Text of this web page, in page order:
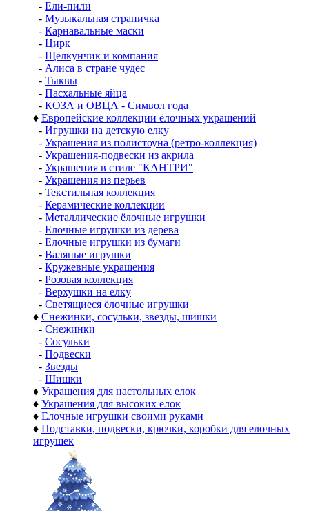
- Ели-пили
- Музыкальная страничка
- Карнавальные маски
- Цирк
- Щелкунчик и компания
- Алиса в стране чудес
- Тыквы
- Пасхальные яйца
- КОЗА и ОВЦА - Символ года
♦ Европейские коллекции ёлочных украшений
- Игрушки на детскую елку
- Украшения из полистоуна (ретро-коллекция)
- Украшения-подвески из акрила
- Украшения в стиле "КАНТРИ"
- Украшения из перьев
- Текстильная коллекция
- Керамические коллекции
- Металлические ёлочные игрушки
- Елочные игрушки из дерева
- Елочные игрушки из бумаги
- Валяные игрушки
- Кружевные украшения
- Розовая коллекция
- Верхушки на елку
- Светящиеся ёлочные игрушки
♦ Снежинки, сосульки, звезды, шишки
- Снежинки
- Сосульки
- Подвески
- Звезды
- Шишки
♦ Украшения для настольных елок
♦ Украшения для высоких елок
♦ Елочные игрушки своими руками
♦ Подставки, подвески, крючки, коробки для елочных
игрушек